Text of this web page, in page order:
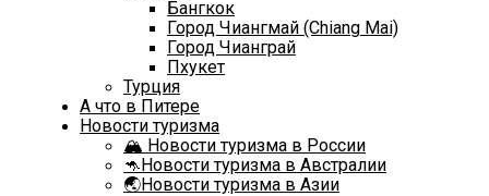
Бангкок
Город Чиангмай (Chiang Mai)
Город Чианграй
Пхукет
Турция
А что в Питере
Новости туризма
🏔️ Новости туризма в России
🦘Новости туризма в Австралии
🌏Новости туризма в Азии